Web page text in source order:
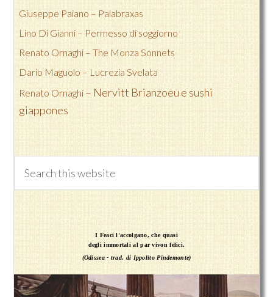
Giuseppe Paiano – Palabraxas
Lino Di Gianni – Permesso di soggiorno
Renato Ornaghi –The Monza Sonnets
Dario Maguolo – Lucrezia Svelata
Renato Ornaghi – Nervitt Brianzoeu e sushi
giappones
I Feaci l'accolgano, che quasi
degli immortali al par vivon felici.
(Odissea - trad. di Ippolito Pindemonte)